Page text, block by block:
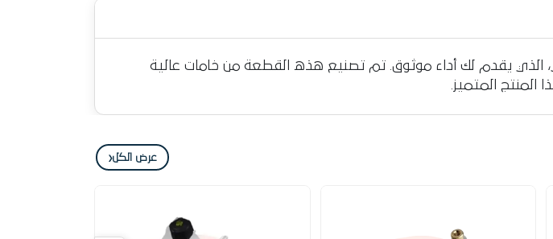
حال مع بوابة بنزين رينو ميجان 4 استيراد اصلي، الذي يقدم لك أداء موثوق. تم تصنيع هذه القطعة من خامات عالية
المتميز.
عرض الكل‹